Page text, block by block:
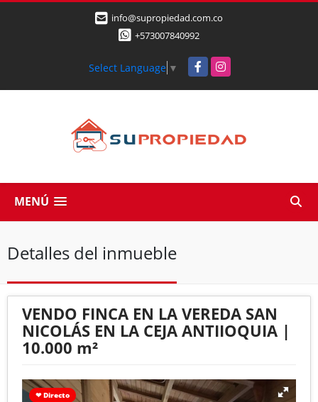
info@supropiedad.com.co
+573007840992
Select Language ▼ FacebookInstagram
MENÚ
Detalles del inmueble
VENDO FINCA EN LA VEREDA SAN
NICOLÁS EN LA CEJA ANTIIOQUIA |
10.000 m²
❤ Directo